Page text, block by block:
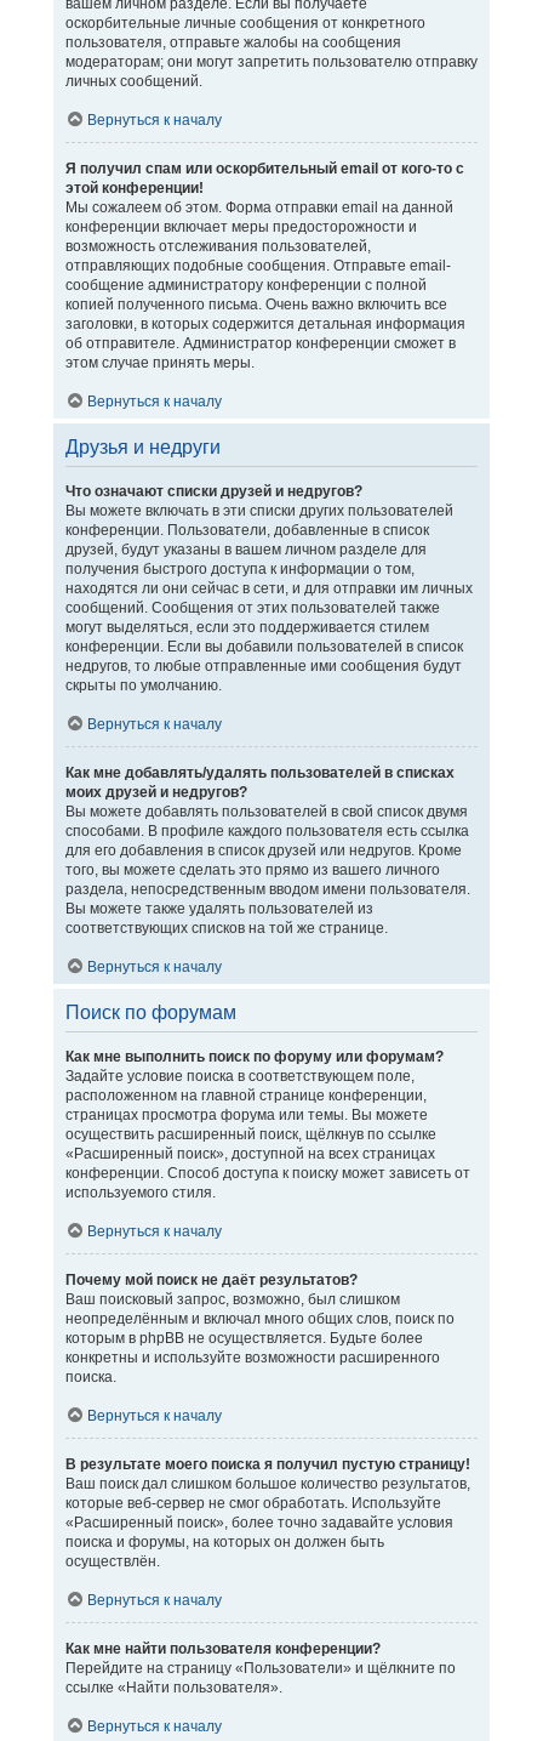
вашем личном разделе. Если вы получаете
оскорбительные личные сообщения от конкретного
пользователя, отправьте жалобы на сообщения
модераторам; они могут запретить пользователю отправку
личных сообщений.
Вернуться к началу
Я получил спам или оскорбительный email от кого-то с
этой конференции!
Мы сожалеем об этом. Форма отправки email на данной
конференции включает меры предосторожности и
возможность отслеживания пользователей,
отправляющих подобные сообщения. Отправьте email-
сообщение администратору конференции с полной
копией полученного письма. Очень важно включить все
заголовки, в которых содержится детальная информация
об отправителе. Администратор конференции сможет в
этом случае принять меры.
Вернуться к началу
Друзья и недруги
Что означают списки друзей и недругов?
Вы можете включать в эти списки других пользователей
конференции. Пользователи, добавленные в список
друзей, будут указаны в вашем личном разделе для
получения быстрого доступа к информации о том,
находятся ли они сейчас в сети, и для отправки им личных
сообщений. Сообщения от этих пользователей также
могут выделяться, если это поддерживается стилем
конференции. Если вы добавили пользователей в список
недругов, то любые отправленные ими сообщения будут
скрыты по умолчанию.
Вернуться к началу
Как мне добавлять/удалять пользователей в списках
моих друзей и недругов?
Вы можете добавлять пользователей в свой список двумя
способами. В профиле каждого пользователя есть ссылка
для его добавления в список друзей или недругов. Кроме
того, вы можете сделать это прямо из вашего личного
раздела, непосредственным вводом имени пользователя.
Вы можете также удалять пользователей из
соответствующих списков на той же странице.
Вернуться к началу
Поиск по форумам
Как мне выполнить поиск по форуму или форумам?
Задайте условие поиска в соответствующем поле,
расположенном на главной странице конференции,
страницах просмотра форума или темы. Вы можете
осуществить расширенный поиск, щёлкнув по ссылке
«Расширенный поиск», доступной на всех страницах
конференции. Способ доступа к поиску может зависеть от
используемого стиля.
Вернуться к началу
Почему мой поиск не даёт результатов?
Ваш поисковый запрос, возможно, был слишком
неопределённым и включал много общих слов, поиск по
которым в phpBB не осуществляется. Будьте более
конкретны и используйте возможности расширенного
поиска.
Вернуться к началу
В результате моего поиска я получил пустую страницу!
Ваш поиск дал слишком большое количество результатов,
которые веб-сервер не смог обработать. Используйте
«Расширенный поиск», более точно задавайте условия
поиска и форумы, на которых он должен быть
осуществлён.
Вернуться к началу
Как мне найти пользователя конференции?
Перейдите на страницу «Пользователи» и щёлкните по
ссылке «Найти пользователя».
Вернуться к началу